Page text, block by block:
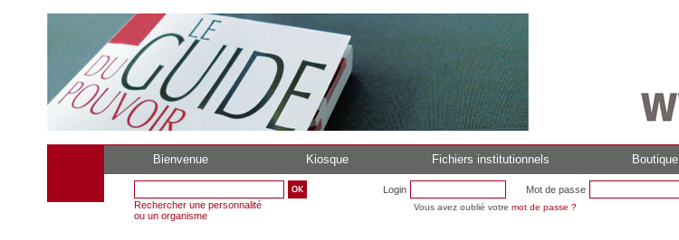
Bienvenue Kiosque Fichiers institutionnels Boutique
Rechercher une personnalité
ou un organisme
Login Mot de passe
Vous avez oublié votre mot de passe ?